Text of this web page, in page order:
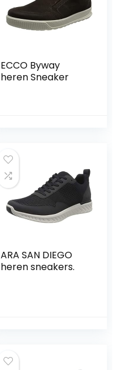
ECCO Byway
heren Sneaker
ARA SAN DIEGO
heren sneakers.